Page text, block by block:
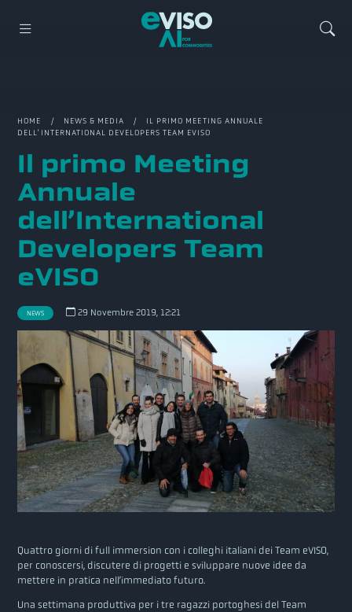
HOME / NEWS & MEDIA / IL PRIMO MEETING ANNUALE
DELL’INTERNATIONAL DEVELOPERS TEAM EVISO
Il primo Meeting
Annuale
dell’International
Developers Team
eVISO
NEWS 29 Novembre 2019, 12:21
Quattro giorni di full immersion con i colleghi italiani dei Team eVISO,
per conoscersi, discutere di progetti e sviluppare nuove idee da
mettere in pratica nell’immediato futuro.
Una settimana produttiva per i tre ragazzi portoghesi del Team